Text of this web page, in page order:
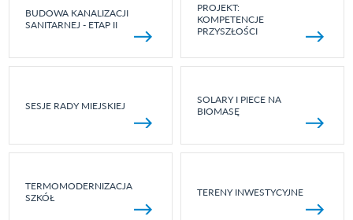
BUDOWA KANALIZACJI
SANITARNEJ - ETAP II
PROJEKT:
KOMPETENCJE
PRZYSZŁOŚCI
SESJE RADY MIEJSKIEJ
SOLARY I PIECE NA
BIOMASĘ
TERMOMODERNIZACJA
SZKÓŁ
TERENY INWESTYCYJNE